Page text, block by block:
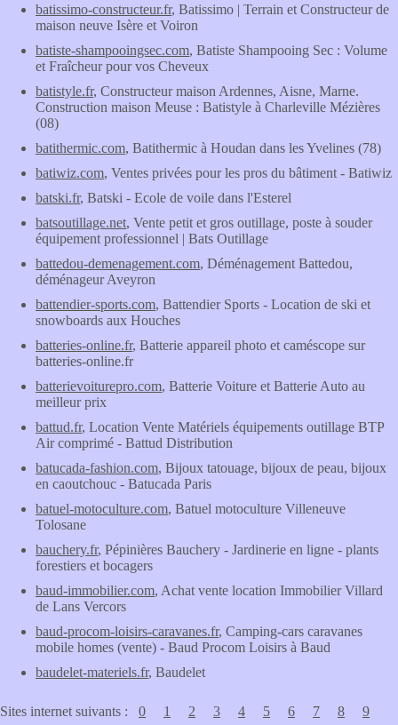
batissimo-constructeur.fr, Batissimo | Terrain et Constructeur de
maison neuve Isère et Voiron
batiste-shampooingsec.com, Batiste Shampooing Sec : Volume
et Fraîcheur pour vos Cheveux
batistyle.fr, Constructeur maison Ardennes, Aisne, Marne.
Construction maison Meuse : Batistyle à Charleville Mézières
(08)
batithermic.com, Batithermic à Houdan dans les Yvelines (78)
batiwiz.com, Ventes privées pour les pros du bâtiment - Batiwiz
batski.fr, Batski - Ecole de voile dans l'Esterel
batsoutillage.net, Vente petit et gros outillage, poste à souder
équipement professionnel | Bats Outillage
battedou-demenagement.com, Déménagement Battedou,
déménageur Aveyron
battendier-sports.com, Battendier Sports - Location de ski et
snowboards aux Houches
batteries-online.fr, Batterie appareil photo et caméscope sur
batteries-online.fr
batterievoiturepro.com, Batterie Voiture et Batterie Auto au
meilleur prix
battud.fr, Location Vente Matériels équipements outillage BTP
Air comprimé - Battud Distribution
batucada-fashion.com, Bijoux tatouage, bijoux de peau, bijoux
en caoutchouc - Batucada Paris
batuel-motoculture.com, Batuel motoculture Villeneuve
Tolosane
bauchery.fr, Pépinières Bauchery - Jardinerie en ligne - plants
forestiers et bocagers
baud-immobilier.com, Achat vente location Immobilier Villard
de Lans Vercors
baud-procom-loisirs-caravanes.fr, Camping-cars caravanes
mobile homes (vente) - Baud Procom Loisirs à Baud
baudelet-materiels.fr, Baudelet
Sites internet suivants : 0 1 2 3 4 5 6 7 8 9